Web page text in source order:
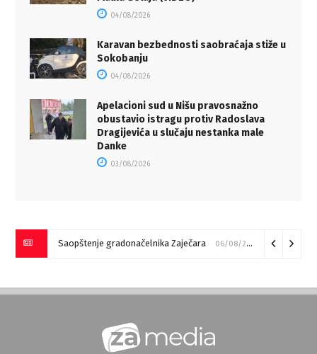
04/08/2026
Karavan bezbednosti saobraćaja stiže u
Sokobanju
04/08/2026
Apelacioni sud u Nišu pravosnažno
obustavio istragu protiv Radoslava
Dragijevića u slučaju nestanka male
Danke
03/08/2026
Saopštenje gradonačelnika Zaječara 06/08/2026